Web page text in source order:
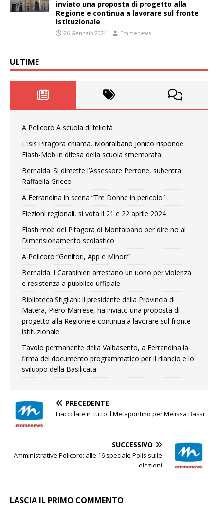
inviato una proposta di progetto alla
Regione e continua a lavorare sul fronte
istituzionale
26 Gennaio 2024 Emmenews
ULTIME
A Policoro A scuola di felicità
L’Isis Pitagora chiama, Montalbano Jonico risponde.
Flash-Mob in difesa della scuola smembrata
Bernalda: Si dimette l’Assessore Perrone, subentra
Raffaella Grieco
A Ferrandina in scena “Tre Donne in pericolo”
Elezioni regionali, si vota il 21 e 22 aprile 2024
Flash mob del Pitagora di Montalbano per dire no al
Dimensionamento scolastico
A Policoro “Genitori, App e Minori”
Bernalda: I Carabinieri arrestano un uono per violenza
e resistenza a pubblico ufficiale
Biblioteca Stigliani: il presidente della Provincia di
Matera, Piero Marrese, ha inviato una proposta di
progetto alla Regione e continua a lavorare sul fronte
istituzionale
Tavolo permanente della Valbasento, a Ferrandina la
firma del documento programmatico per il rilancio e lo
sviluppo della Basilicata
PRECEDENTE
Fiaccolate in tutto il Metapontino per Melissa Bassi
SUCCESSIVO
Amministrative Policoro: alle 16 speciale Polis sulle
elezioni
LASCIA IL PRIMO COMMENTO